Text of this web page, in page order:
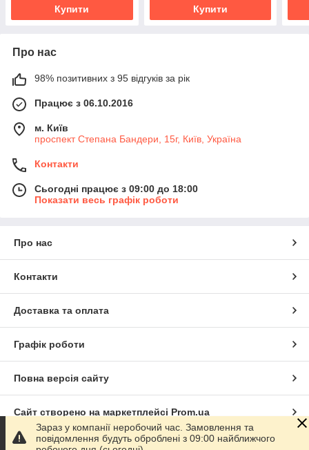
Купити Купити
Про нас
98% позитивних з 95 відгуків за рік
Працює з 06.10.2016
м. Київ
проспект Степана Бандери, 15г, Київ, Україна
Контакти
Сьогодні працює з 09:00 до 18:00
Показати весь графік роботи
Про нас
Контакти
Доставка та оплата
Графік роботи
Повна версія сайту
Сайт створено на маркетплейсі Prom.ua
Політика конфіденційності
Зараз у компанії неробочий час. Замовлення та
повідомлення будуть оброблені з 09:00 найближчого